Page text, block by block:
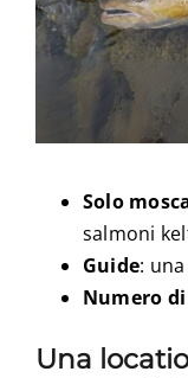
Solo
salmoni
Guide:
Numero
Una